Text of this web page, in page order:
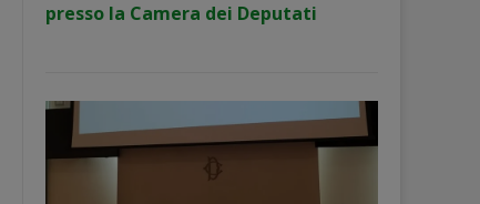
presso la Camera dei Deputati